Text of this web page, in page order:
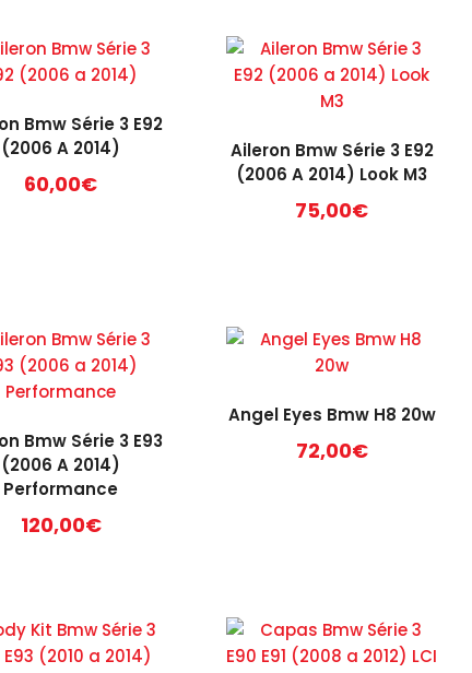
Bmw Série 3 E92
(2006 A 2014)
60,00€
Aileron Bmw Série 3 E92
(2006 A 2014) Look M3
75,00€
Bmw Série 3 E93
(2006 A 2014)
Performance
120,00€
Angel Eyes Bmw H8 20w
72,00€